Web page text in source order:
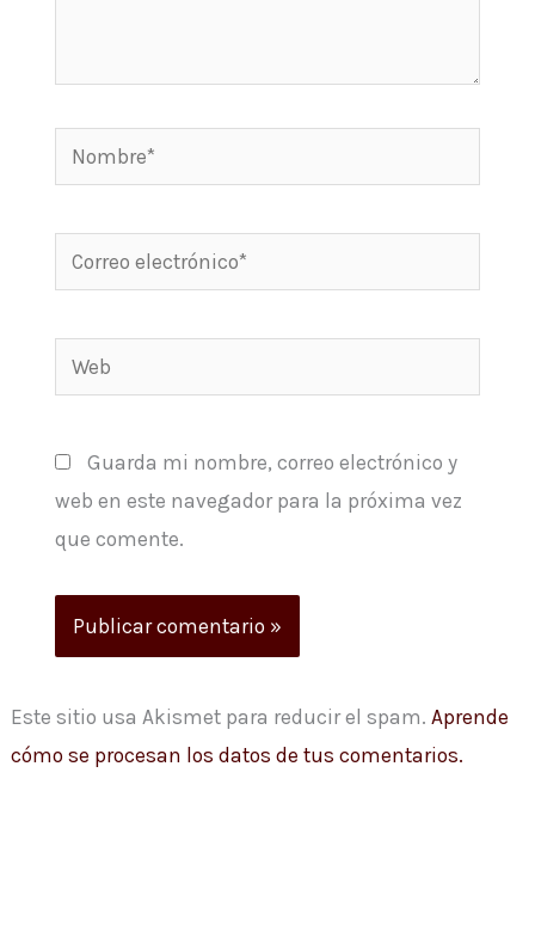
Nombre*
Correo
electrónico*
Web
Guarda mi nombre, correo electrónico y
web en este navegador para la próxima vez
que comente.
Este sitio usa Akismet para reducir el spam.Aprende
cómo se procesan los datos de tus comentarios.